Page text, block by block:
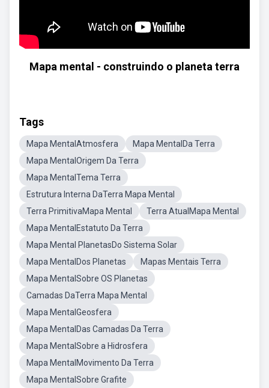
Mapa mental - construindo o planeta terra
Tags
Mapa MentalAtmosfera
Mapa MentalDa Terra
Mapa MentalOrigem Da Terra
Mapa MentalTema Terra
Estrutura Interna DaTerra Mapa Mental
Terra PrimitivaMapa Mental
Terra AtualMapa Mental
Mapa MentalEstatuto Da Terra
Mapa Mental PlanetasDo Sistema Solar
Mapa MentalDos Planetas
Mapas Mentais Terra
Mapa MentalSobre OS Planetas
Camadas DaTerra Mapa Mental
Mapa MentalGeosfera
Mapa MentalDas Camadas Da Terra
Mapa MentalSobre a Hidrosfera
Mapa MentalMovimento Da Terra
Mapa MentalSobre Grafite